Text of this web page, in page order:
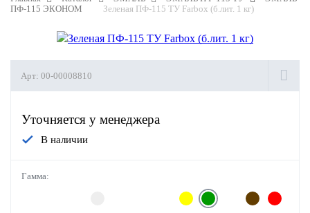
ПФ-115 ЭКОНОМ
Зеленая ПФ-115 ТУ Farbox (б.лит. 1 кг)
Арт: 00-00008810
Уточняется у менеджера
В наличии
Гамма: